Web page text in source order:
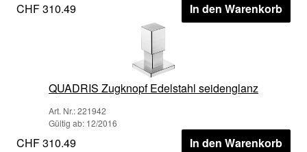
CHF 310.49 In den Warenkorb
QUADRIS Zugknopf Edelstahl seidenglanz
Art. Nr.: 221942
Gültig ab: 12/2016
CHF 310.49 In den Warenkorb